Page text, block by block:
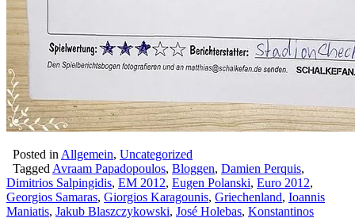
Posted in Allgemein, Uncategorized
Tagged Avraam Papadopoulos, Bloggen, Damien Perquis,
Dimitrios Salpingidis, EM 2012, Eugen Polanski, Euro 2012,
Georgios Samaras, Giorgios Karagounis, Griechenland, Ioannis
Maniatis, Jakub Blaszczykowski, José Holebas, Konstantinos